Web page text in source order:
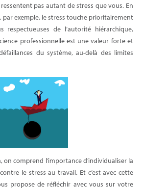
pas autant de stress que vous. En
par exemple, le stress touche prioritairement
respectueuses de l’autorité hiérarchique,
professionnelle est une valeur forte et
du système, au-delà des limites
on comprend l’importance d’individualiser la
le stress au travail. Et c’est avec cette
propose de réfléchir avec vous sur votre